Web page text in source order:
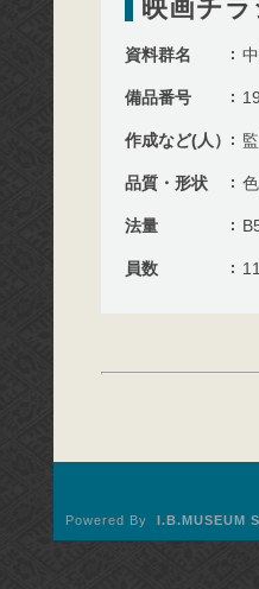
映画チ
資料群名
備品番号
作成など(人）
品質・形状
法量
員数
Powered By I.B.MUSEUM